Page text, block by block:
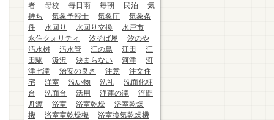
者
母校 毎日雨 毎朝 民泊
気
持ち
気象予報士 気象庁
気象条
件
水回り 水回り交換
水戸市
永住クォリティ
汐そば屋
汐のや
汚水桝
汚水管 江の島 江田
江
田駅
汲沢 決まらない 河津
河
津七滝
治安の良さ 注意
注文住
宅
洋室 洗い物 洗礼
洗面化粧
台
洗面台 活用 浄蓮の滝
浮間
舟渡
浴室 浴室乾燥
浴室乾燥
機
浴室室乾燥機
浴室換気乾燥機